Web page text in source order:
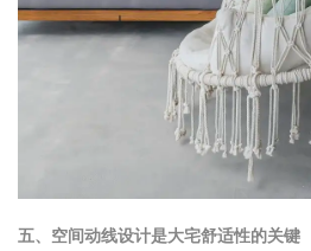
五、空间动线设计是大宅舒适性的关键